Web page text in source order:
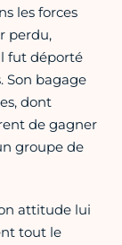
les forces
perdu,
fut déporté
Son bagage
dont
de gagner
groupe de
attitude lui
tout le